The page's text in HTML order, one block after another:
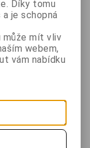
pro systém
Díky tomu
je schopná
může mít vliv
webem,
vám nabídku